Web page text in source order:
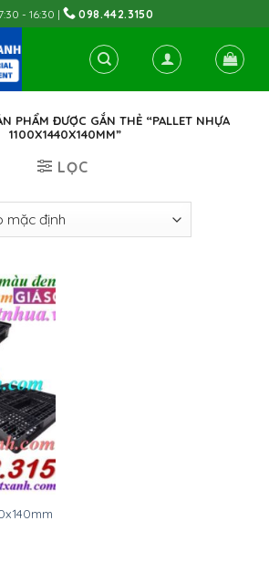
- 16:30 | 098.442.3150
PHẨM ĐƯỢC GẮN THẺ “PALLET NHỰA
1100X1440X140MM”
LỌC